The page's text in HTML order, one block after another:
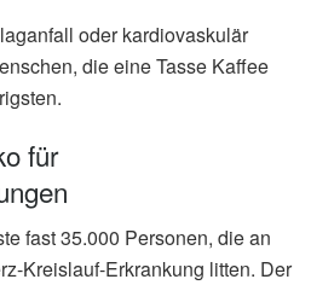
oder kardiovaskulär
die eine Tasse Kaffee
für
fast 35.000 Personen, die an
Kreislauf-Erkrankung litten. Der